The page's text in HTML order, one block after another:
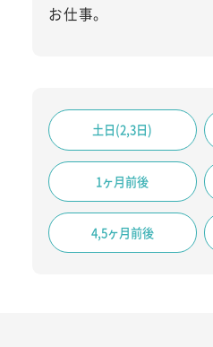
お仕事。
土日(2,3日)
1ヶ月前後
4,5ヶ月前後